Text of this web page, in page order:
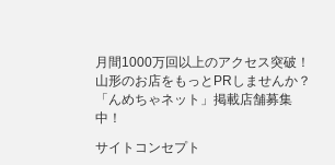
月間1000万回以上のアクセス突破！
山形のお店をもっとPRしませんか？
「んめちゃネット」掲載店舗募集
中！
サイトコンセプト